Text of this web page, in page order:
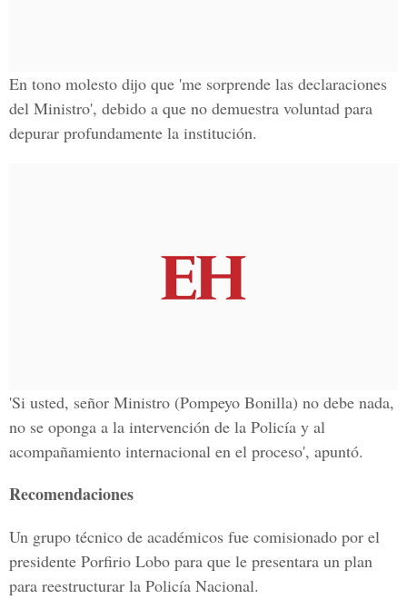
En tono molesto dijo que 'me sorprende las declaraciones
del Ministro', debido a que no demuestra voluntad para
depurar profundamente la institución.
'Si usted, señor Ministro (Pompeyo Bonilla) no debe nada,
no se oponga a la intervención de la Policía y al
acompañamiento internacional en el proceso', apuntó.
Recomendaciones
Un grupo técnico de académicos fue comisionado por el
presidente Porfirio Lobo para que le presentara un plan
para reestructurar la Policía Nacional.